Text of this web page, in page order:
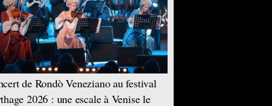
de Rondò Veneziano au festival
2026 : une escale à Venise le